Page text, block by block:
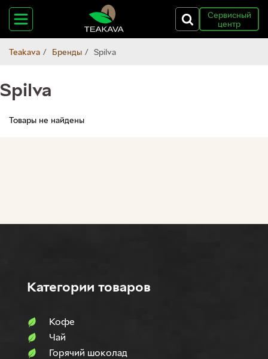
Сервисный
центр
Teakava Бренды Spilva
Spilva
Товары не найдены
Категории товаров
Кофе
Чай
Горячий шоколад